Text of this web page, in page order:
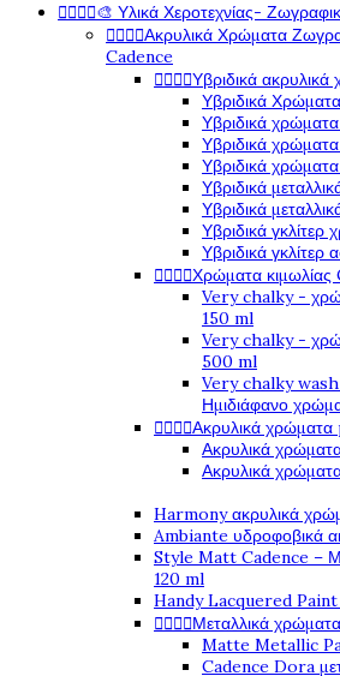
🎨 Υλικά Χεροτεχνίας-
Ακρυλικά Χρώματα
Cadence
Υβριδικά
Υβριδικά
Υβριδικά
Υβριδικά
Υβριδικά
Υβριδικά
Υβριδικά
Υβριδικά
Υβριδικά
Χρώματα κιμωλίας
Very chalky -
150 ml
Very chalky -
500 ml
Very chalky
Ημιδιάφανο
Ακρυλικά
Ακρυλικά
Ακρυλικά
Harmony ακρυλικά
Ambiante υδροφοβικά
Style Matt Cadence –
120 ml
Handy Lacquered
Μεταλλικά
Matte Metallic
Cadence Dora